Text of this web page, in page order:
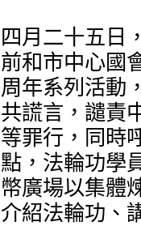
四月二十五日
前和市中心國
周年系列活動
共謊言，譴責
等罪行，同時
點，法輪功學
幣廣場以集體
介紹法輪功、